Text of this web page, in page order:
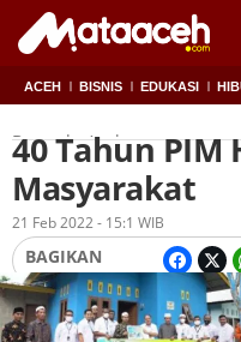
ACEH BISNIS EDUKASI
Beranda Aceh
40 Tahun
Masyarakat
OlehRedaksi
21 Feb 2022 - 15:1 WIB
BAGIKAN